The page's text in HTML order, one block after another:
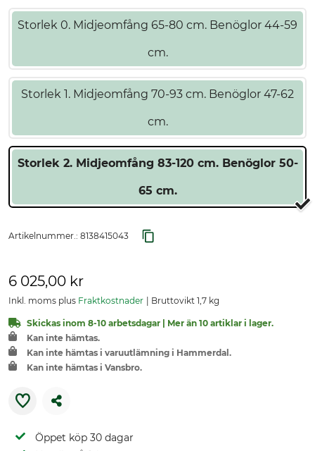
Storlek 0. Midjeomfång 65-80 cm. Benöglor 44-59
cm.
Storlek 1. Midjeomfång 70-93 cm. Benöglor 47-62
cm.
Storlek 2. Midjeomfång 83-120 cm. Benöglor 50-
65 cm.
Artikelnummer.: 8138415043
6 025,00 kr
Inkl. moms plus Fraktkostnader Bruttovikt 1,7 kg
Skickas inom 8-10 arbetsdagar | Mer än 10 artiklar i lager.
Kan inte hämtas.
Kan inte hämtas i varuutlämning i Hammerdal.
Kan inte hämtas i Vansbro.
Öppet köp 30 dagar